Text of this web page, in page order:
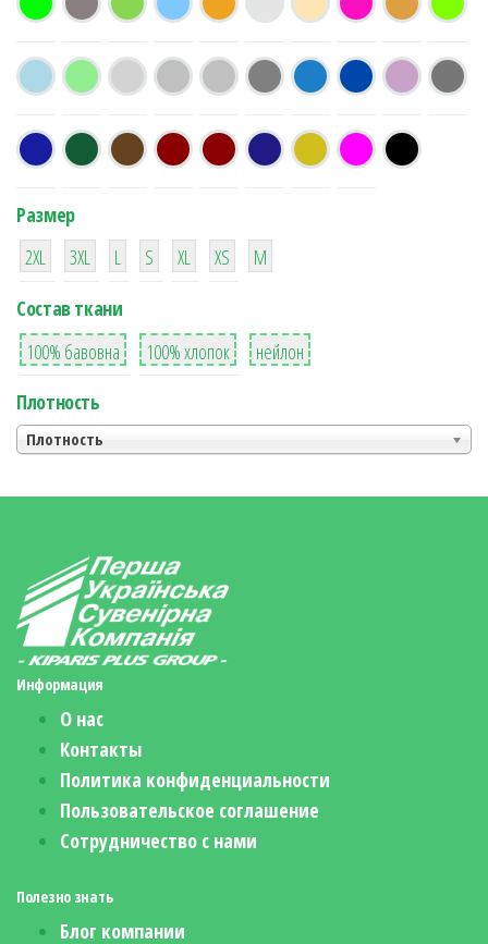
Размер
38
2XL
16
3XL
42
L
42
S
42
XL XS
М
Состав ткани
8
100% бавовна
36
100% хлопок
2
нейлон
Плотность
Плотность
Информация
О нас
Контакты
Политика конфиденциальности
Пользовательское соглашение
Сотрудничество с нами
Полезно знать
Блог компании